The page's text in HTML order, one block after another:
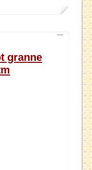
granne